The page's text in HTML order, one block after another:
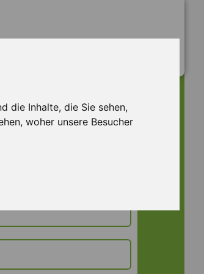
die Inhalte, die Sie sehen,
woher unsere Besucher
WUE M 130073